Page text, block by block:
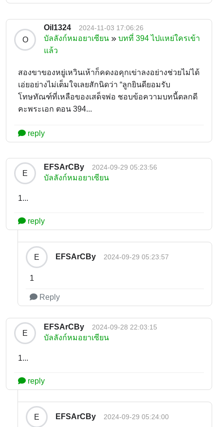
O
Oil1324 2024-11-03 17:06:26
บัลลังก์หมอยาเซียน
บทที่ 394 ไปแหย่ใครเข้า
แล้ว
สองขาของหยู่เหวินเห้าก็คดงอคุกเข่าลงอย่างช่วยไม่ได้
เอ่ยอย่างไม่เต็มใจเลยสักนิดว่า “ลูกยินดียอมรับ
โทษทัณฑ์ที่เหลือของเสด็จพ่อ ชอบข้อความบทนี้ตลกดี
คะพระเอก ตอน 394...
reply
E
EFSArCBy 2024-09-29 05:23:56
บัลลังก์หมอยาเซียน
1...
reply
E EFSArCBy 2024-09-29 05:23:57
1
Reply
E
EFSArCBy 2024-09-28 22:03:15
บัลลังก์หมอยาเซียน
1...
reply
E EFSArCBy 2024-09-29 05:24:00